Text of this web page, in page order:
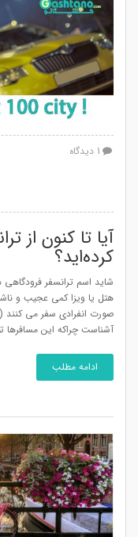
1 دیدگاه
آیا تا کنون از
کرده‌اید؟
شاید اسم ترانسفر فرودگاهی
هتل یا ویزا کمی عجیب و
صورت انفرادی سفر می کنند
آشناست چراکه این مسافرها
ادامه مطلب